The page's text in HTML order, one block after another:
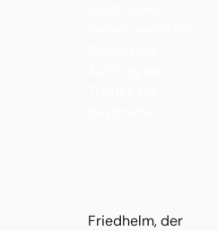
Friedhelm, der